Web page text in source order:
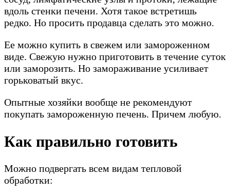
вдоль стенки печени. Хотя такое встретишь
редко. Но просить продавца сделать это можно.
Ее можно купить в свежем или замороженном
виде. Свежую нужно приготовить в течение суток
или заморозить. Но замораживание усиливает
горьковатый вкус.
Опытные хозяйки вообще не рекомендуют
покупать замороженную печень. Причем любую.
Как правильно готовить
Можно подвергать всем видам тепловой
обработки: